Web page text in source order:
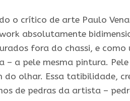
o crítico de arte Paulo
absolutamente
fora do chassi, e
– a pele mesma pintura.
do olhar. Essa tatibilidade,
de pedras da artista –